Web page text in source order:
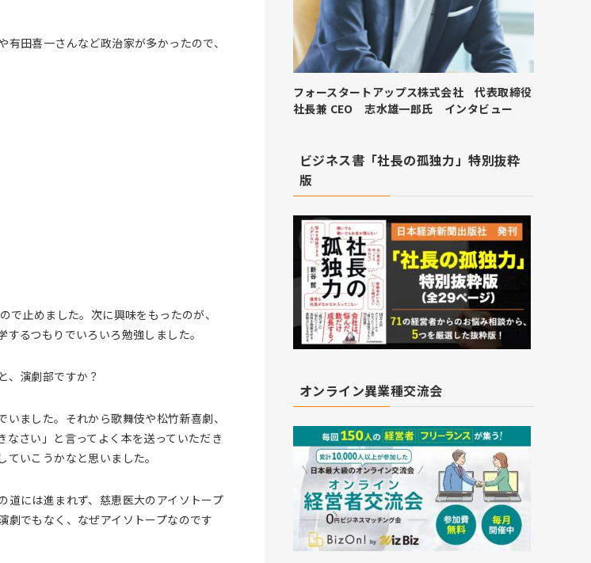
田喜一さんなど政治家が多かったので、
で止めました。次に興味をもったのが、
るつもりでいろいろ勉強しました。
、演劇部ですか？
ました。それから歌舞伎や松竹新喜劇、
さい」と言ってよく本を送っていただき
いこうかなと思いました。
道には進まれず、慈恵医大のアイソトープ
でもなく、なぜアイソトープなのです
フォースタートアップス株式会社 代表取締役
社長兼 CEO 志水雄一郎氏 インタビュー
ビジネス書「社長の孤独力」特別抜粋
版
オンライン異業種交流会